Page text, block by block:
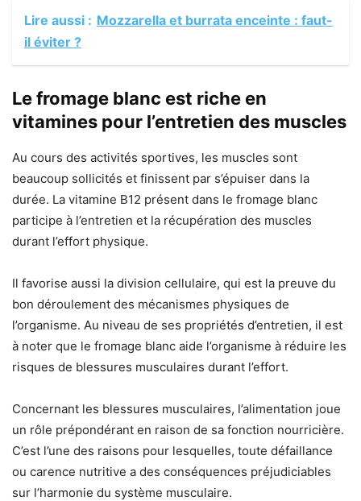
Lire aussi : Mozzarella et burrata enceinte : faut-
il éviter ?
Le fromage blanc est riche en
vitamines pour l’entretien des muscles
Au cours des activités sportives, les muscles sont
beaucoup sollicités et finissent par s’épuiser dans la
durée. La vitamine B12 présent dans le fromage blanc
participe à l’entretien et la récupération des muscles
durant l’effort physique.
Il favorise aussi la division cellulaire, qui est la preuve du
bon déroulement des mécanismes physiques de
l’organisme. Au niveau de ses propriétés d’entretien, il est
à noter que le fromage blanc aide l’organisme à réduire les
risques de blessures musculaires durant l’effort.
Concernant les blessures musculaires, l’alimentation joue
un rôle prépondérant en raison de sa fonction nourricière.
C’est l’une des raisons pour lesquelles, toute défaillance
ou carence nutritive a des conséquences préjudiciables
sur l’harmonie du système musculaire.